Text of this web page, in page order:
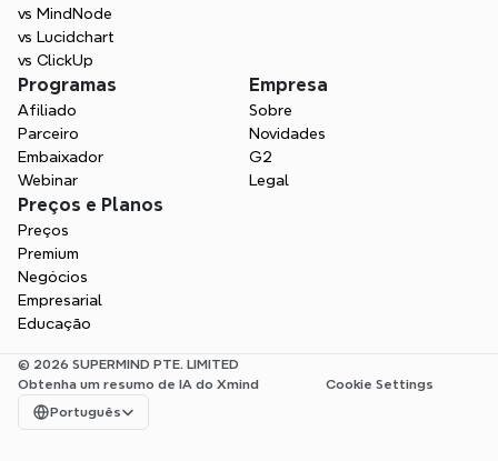
vs MindNode
vs Lucidchart
vs ClickUp
Programas
Afiliado
Parceiro
Embaixador
Webinar
Empresa
Sobre
Novidades
G2
Legal
Preços e Planos
Preços
Premium
Negócios
Empresarial
Educação
© 2026 SUPERMIND PTE. LIMITED
Obtenha um resumo de IA do Xmind
Cookie Settings
Select Language
Português